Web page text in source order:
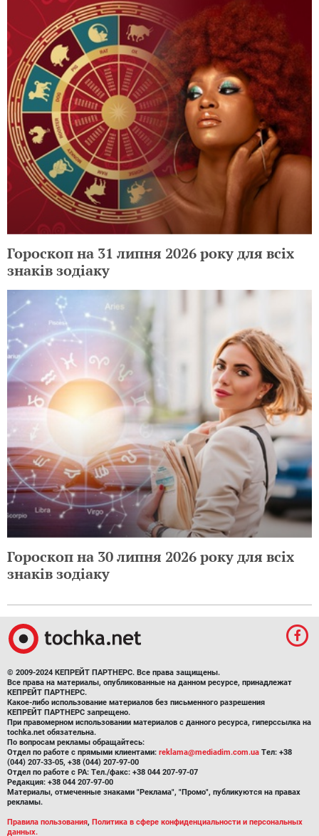
Гороскоп на 31 липня 2026 року для всіх
знаків зодіаку
Гороскоп на 30 липня 2026 року для всіх
знаків зодіаку
© 2009-2024 КЕПРЕЙТ ПАРТНЕРС. Все права защищены.
Все права на материалы, опубликованные на данном ресурсе, принадлежат
КЕПРЕЙТ ПАРТНЕРС.
Какое-либо использование материалов без письменного разрешения
КЕПРЕЙТ ПАРТНЕРС запрещено.
При правомерном использовании материалов с данного ресурса, гиперссылка на
tochka.net обязательна.
По вопросам рекламы обращайтесь:
Отдел по работе с прямыми клиентами: reklama@mediadim.com.ua Тел: +38
(044) 207-33-05, +38 (044) 207-97-00
Отдел по работе с РА: Тел./факс: +38 044 207-97-07
Редакция: +38 044 207-97-00
Материалы, отмеченные знаками "Реклама", "Промо", публикуются на правах
рекламы.
Правила пользования, Политика в сфере конфиденциальности и персональных
данных.